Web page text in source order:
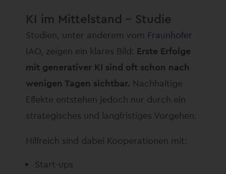
KI im Mittelstand – Studie
Studien, unter anderem vom Fraunhofer
IAO, zeigen ein klares Bild: Erste Erfolge
mit generativer KI sind oft schon nach
wenigen Tagen sichtbar. Nachhaltige
Effekte entstehen jedoch nur durch ein
strategisches und langfristiges Vorgehen.
Hilfreich sind dabei Kooperationen mit:
Start-ups